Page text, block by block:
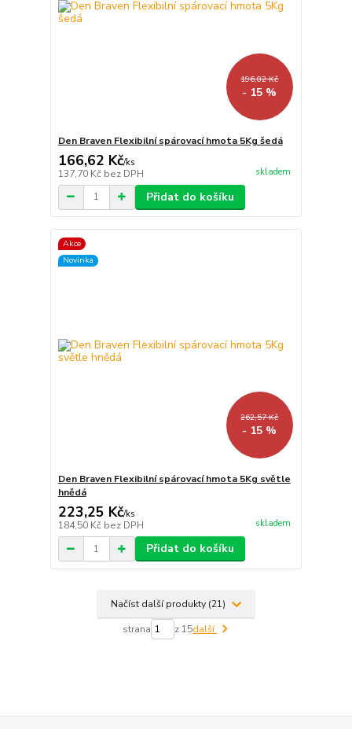
196,02 Kč
- 15 %
Den Braven Flexibilní spárovací hmota 5Kg šedá
166,62 Kč/ks
137,70 Kč bez DPH skladem
Přidat do košíku
Akce
Novinka
262,57 Kč
- 15 %
Den Braven Flexibilní spárovací hmota 5Kg světle
hnědá
223,25 Kč/ks
184,50 Kč bez DPH skladem
Přidat do košíku
Načíst další produkty (21)
strana z 15další